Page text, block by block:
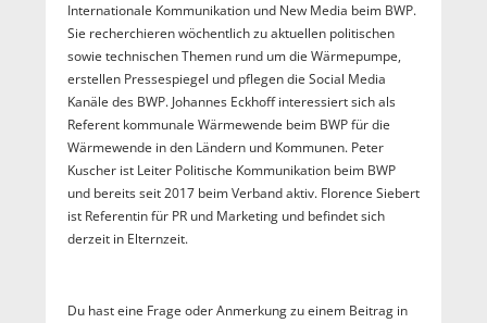
Internationale Kommunikation und New Media beim BWP.
Sie recherchieren wöchentlich zu aktuellen politischen
sowie technischen Themen rund um die Wärmepumpe,
erstellen Pressespiegel und pflegen die Social Media
Kanäle des BWP. Johannes Eckhoff interessiert sich als
Referent kommunale Wärmewende beim BWP für die
Wärmewende in den Ländern und Kommunen. Peter
Kuscher ist Leiter Politische Kommunikation beim BWP
und bereits seit 2017 beim Verband aktiv. Florence Siebert
ist Referentin für PR und Marketing und befindet sich
derzeit in Elternzeit.
Du hast eine Frage oder Anmerkung zu einem Beitrag in